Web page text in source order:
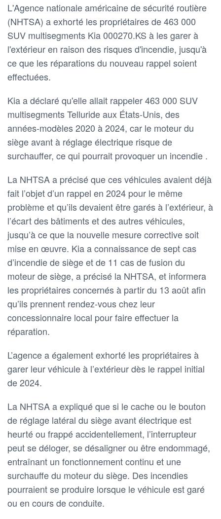
L'Agence nationale américaine de sécurité routière
(NHTSA) a exhorté les propriétaires de 463 000
SUV multisegments Kia 000270.KS à les garer à
l'extérieur en raison des risques d'incendie, jusqu'à
ce que les réparations du nouveau rappel soient
effectuées.
Kia a déclaré qu'elle allait rappeler 463 000 SUV
multisegments Telluride aux États-Unis, des
années-modèles 2020 à 2024, car le moteur du
siège avant à réglage électrique risque de
surchauffer, ce qui pourrait provoquer un incendie .
La NHTSA a précisé que ces véhicules avaient déjà
fait l’objet d’un rappel en 2024 pour le même
problème et qu’ils devaient être garés à l’extérieur, à
l’écart des bâtiments et des autres véhicules,
jusqu’à ce que la nouvelle mesure corrective soit
mise en œuvre. Kia a connaissance de sept cas
d’incendie de siège et de 11 cas de fusion du
moteur de siège, a précisé la NHTSA, et informera
les propriétaires concernés à partir du 13 août afin
qu’ils prennent rendez-vous chez leur
concessionnaire local pour faire effectuer la
réparation.
L’agence a également exhorté les propriétaires à
garer leur véhicule à l’extérieur dès le rappel initial
de 2024.
La NHTSA a expliqué que si le cache ou le bouton
de réglage latéral du siège avant électrique est
heurté ou frappé accidentellement, l’interrupteur
peut se déloger, se désaligner ou être endommagé,
entraînant un fonctionnement continu et une
surchauffe du moteur du siège. Des incendies
pourraient se produire lorsque le véhicule est garé
ou en cours de conduite.